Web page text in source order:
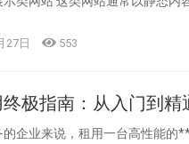
27日 553
极指南：从入门到精
的企业来说，租用一台高性能